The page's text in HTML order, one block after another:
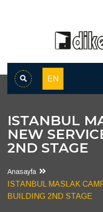
EN
ISTANBUL
NEW
2ND STAGE
Anasayfa
ISTANBUL MASLAK
BUILDING 2ND STAGE